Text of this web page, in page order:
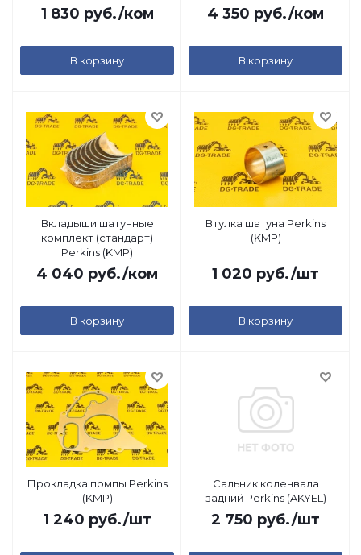
1 830 руб./ком
В корзину
4 350 руб./ком
В корзину
Вкладыши шатунные
комплект (стандарт)
Perkins (KMP)
4 040 руб./ком
В корзину
Втулка шатуна Perkins
(KMP)
1 020 руб./шт
В корзину
Прокладка помпы Perkins
(KMP)
1 240 руб./шт
Сальник коленвала
задний Perkins (AKYEL)
2 750 руб./шт